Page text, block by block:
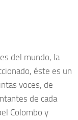
del mundo, la
éste es un
voces, de
de cada
Colombo y